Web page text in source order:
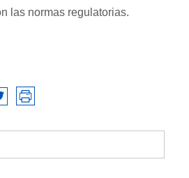
las normas regulatorias.